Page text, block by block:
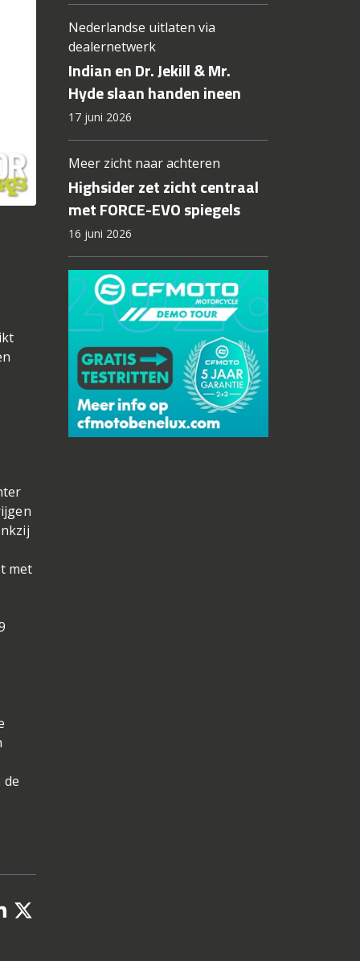
met
Nederlandse uitlaten via
dealernetwerk
Indian en Dr. Jekill & Mr.
Hyde slaan handen ineen
17 juni 2026
Meer zicht naar achteren
Highsider zet zicht centraal
met FORCE-EVO spiegels
16 juni 2026